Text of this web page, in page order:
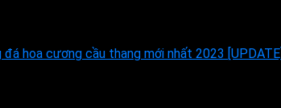
đá hoa cương cầu thang mới nhất 2023 [UPDATE]